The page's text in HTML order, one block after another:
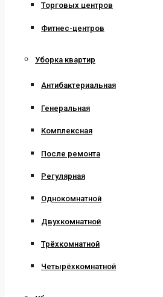
Торговых центров
Фитнес-центров
Уборка квартир
Антибактериальная
Генеральная
Комплексная
После ремонта
Регулярная
Однокомнатной
Двухкомнатной
Трёхкомнатной
Четырёхкомнатной